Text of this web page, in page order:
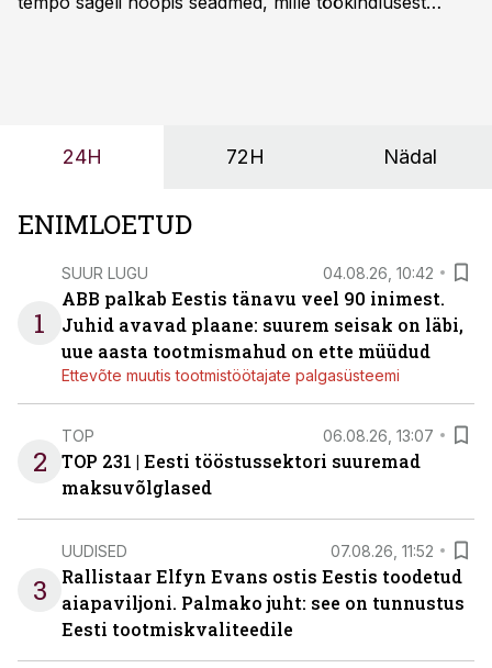
24H 72H Nädal
ENIMLOETUD
1
SUUR LUGU 04.08.26, 10:42
ABB palkab Eestis tänavu veel 90 inimest.
Juhid avavad plaane: suurem seisak on läbi,
uue aasta tootmismahud on ette müüdud
Ettevõte muutis tootmistöötajate palgasüsteemi
2
TOP 06.08.26, 13:07
TOP 231 | Eesti tööstussektori suuremad
maksuvõlglased
3
UUDISED 07.08.26, 11:52
Rallistaar Elfyn Evans ostis Eestis toodetud
aiapaviljoni. Palmako juht: see on tunnustus
Eesti tootmiskvaliteedile